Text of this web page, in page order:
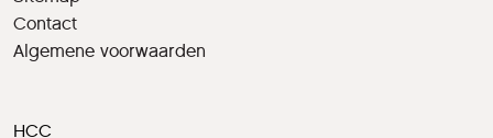
Contact
Algemene voorwaarden
HCC